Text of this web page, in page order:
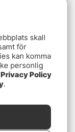
skall
för
kan komma
personlig
Privacy Policy
.